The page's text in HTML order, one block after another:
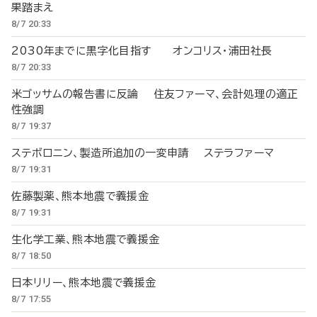
果踏まえ
8/7 20:33
2030年までに黒字化目指す オンコリス・浦田社長
8/7 20:33
米ゴッサムの報告書に反論 住友ファーマ、会計処理の適正
性強調
8/7 19:37
ステボロニン、製造所追加の一変申請 ステラファーマ
8/7 19:31
佐藤製薬、熊本地震で義援金
8/7 19:31
生化学工業、熊本地震で義援金
8/7 18:50
日本リリー、熊本地震で義援金
8/7 17:55